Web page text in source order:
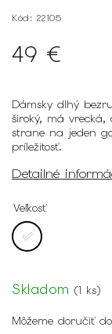
Kód: 22105
49 €
Dámsky dlhý
široký, má
strane na jeden
príležitosť.
Detailné
Veľkosť
Skladom (1 ks)
Môžeme doručiť